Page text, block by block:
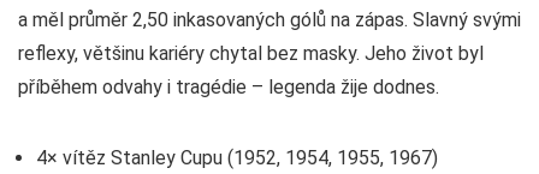
a měl průměr 2,50 inkasovaných gólů na zápas. Slavný svými
reflexy, většinu kariéry chytal bez masky. Jeho život byl
příběhem odvahy i tragédie – legenda žije dodnes.
4× vítěz Stanley Cupu (1952, 1954, 1955, 1967)